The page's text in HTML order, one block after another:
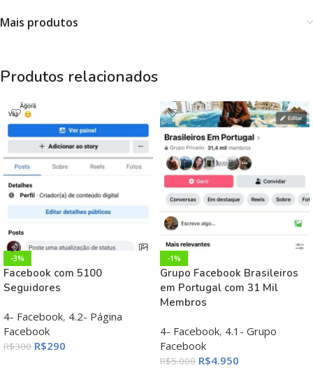
Mais produtos
Produtos relacionados
-3%
Facebook com 5100
Seguidores
4- Facebook, 4.2- Página
Facebook
R$300 R$290
-1%
Grupo Facebook Brasileiros
em Portugal com 31 Mil
Membros
4- Facebook, 4.1- Grupo
Facebook
R$5.000 R$4.950